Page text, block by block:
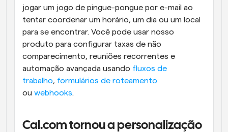
jogar um jogo de pingue-pongue por e-mail ao
tentar coordenar um horário, um dia ou um local
para se encontrar. Você pode usar nosso
produto para configurar taxas de não
comparecimento, reuniões recorrentes e
automação avançada usando fluxos de
trabalho, formulários de roteamento
ou webhooks.
Cal.com tornou a personalização